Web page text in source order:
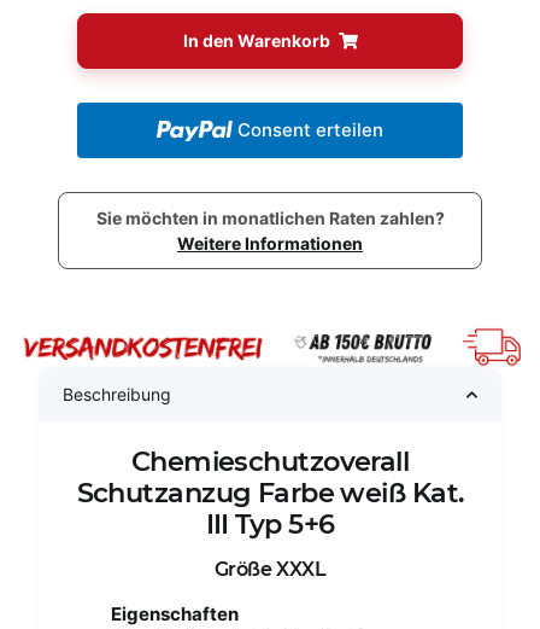
In den Warenkorb
Consent erteilen
Sie möchten in monatlichen Raten zahlen?
Weitere Informationen
Beschreibung
Chemieschutzoverall
Schutzanzug Farbe weiß Kat.
III Typ 5+6
Größe XXXL
Eigenschaften